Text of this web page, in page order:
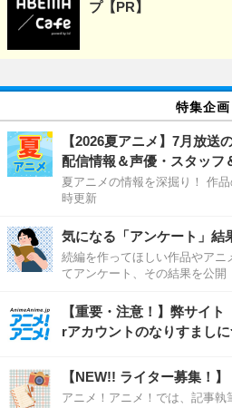
プ【PR】
特集企画
【2026夏アニメ】7月放送
配信情報＆声優・スタッフ
夏アニメの情報を深掘り！ 作
時更新
気になる「アンケート」結
続編を作ってほしい作品やア
てアンケート、その結果を公開
【重要・注意！】弊サイ
rアカウントのなりすまし
【NEW!! ライター募集！】
アニメ！アニメ！では、記事執